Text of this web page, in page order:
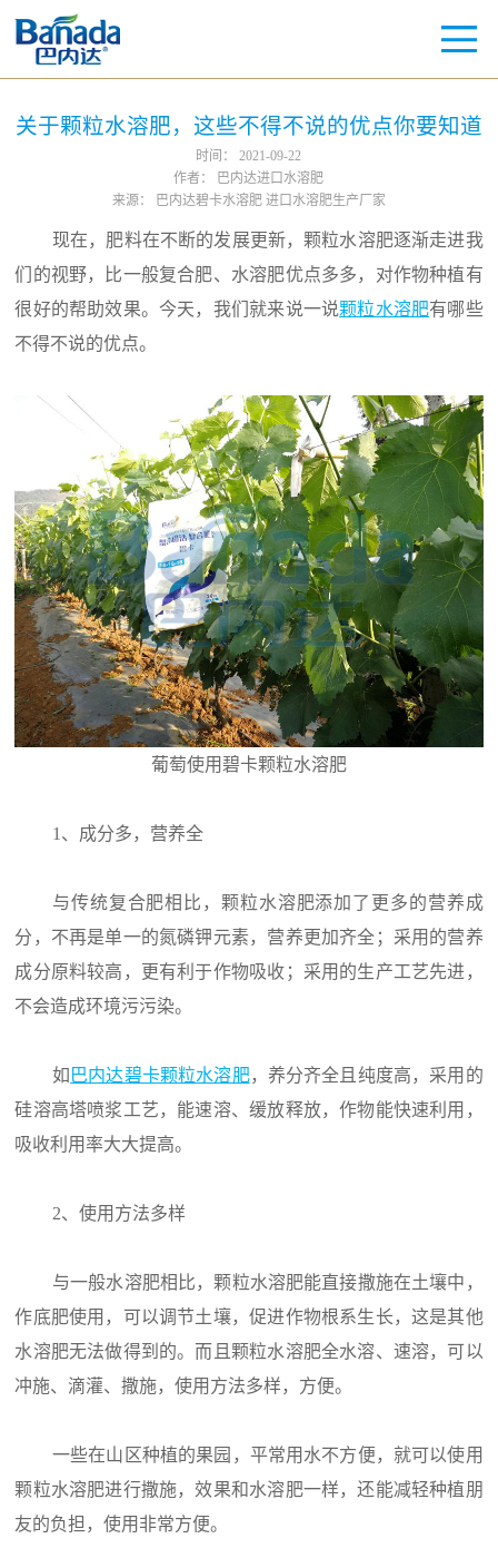
关于颗粒水溶肥，这些不得不说的优点你要知道
时间：
2021-09-22
作者：
巴内达进口水溶肥
来源：
巴内达碧卡水溶肥 进口水溶肥生产厂家
现在，肥料在不断的发展更新，颗粒水溶肥逐渐走进我
们的视野，比一般复合肥、水溶肥优点多多，对作物种植有
很好的帮助效果。今天，我们就来说一说颗粒水溶肥有哪些
不得不说的优点。
葡萄使用碧卡颗粒水溶肥
1、成分多，营养全
与传统复合肥相比，颗粒水溶肥添加了更多的营养成
分，不再是单一的氮磷钾元素，营养更加齐全；采用的营养
成分原料较高，更有利于作物吸收；采用的生产工艺先进，
不会造成环境污污染。
如 巴内达碧卡颗粒水溶肥，养分齐全且纯度高，采用的
硅溶高塔喷浆工艺，能速溶、缓放释放，作物能快速利用，
吸收利用率大大提高。
2、使用方法多样
与一般水溶肥相比，颗粒水溶肥能直接撒施在土壤中，
作底肥使用，可以调节土壤，促进作物根系生长，这是其他
水溶肥无法做得到的。而且颗粒水溶肥全水溶、速溶，可以
冲施、滴灌、撒施，使用方法多样，方便。
一些在山区种植的果园，平常用水不方便，就可以使用
颗粒水溶肥进行撒施，效果和水溶肥一样，还能减轻种植朋
友的负担，使用非常方便。